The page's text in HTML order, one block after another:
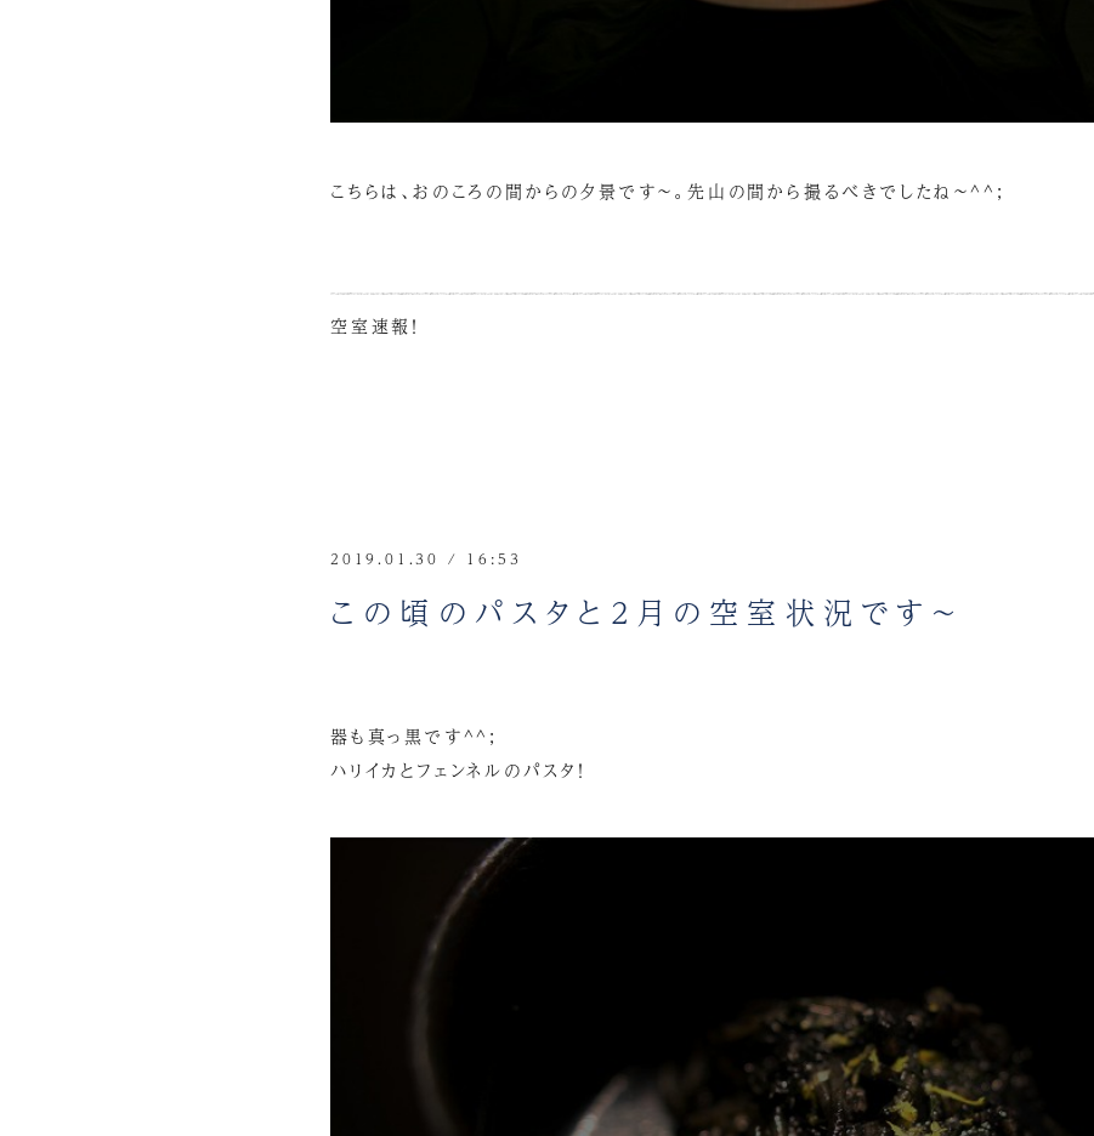
こちらは、おのころの間からの夕景です～。先山の間から撮るべきでしたね～^^;
空室速報！
2019.01.30 / 16:53
この頃のパスタと2月の空室状況です～
器も真っ黒です^^;
ハリイカとフェンネルのパスタ！